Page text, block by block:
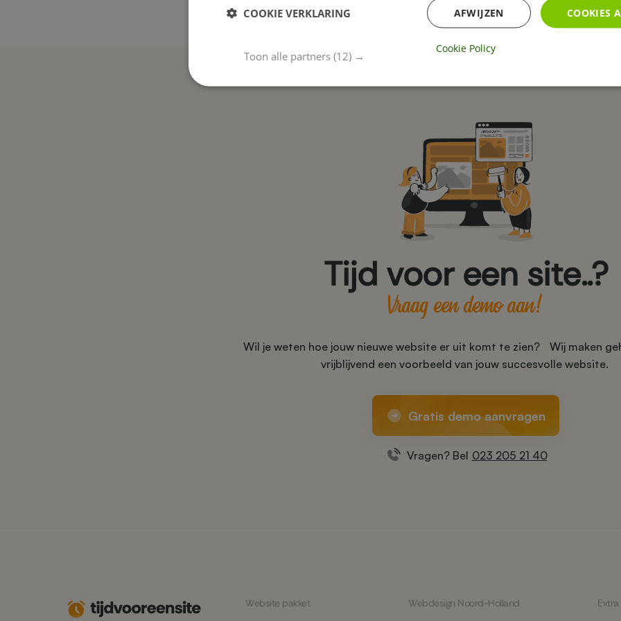
Tijd voor een site..?
Vraag een demo aan!
Wil je weten hoe jouw nieuwe website er uit komt te zien? Wij maken
vrijblijvend een voorbeeld van jouw succesvolle website.
Gratis demo aanvragen
Vragen? Bel 023 205 21 40
Website pakket Webdesign Noord-Holland
Toon alle partners (12) →
COOKIES
AFWIJZEN
COOKIE VERKLARING
Cookie Policy